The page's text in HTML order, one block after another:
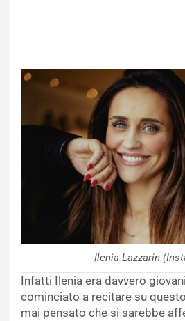
Ilenia Lazzarin
Infatti Ilenia era davvero
cominciato a recitare su
mai pensato che si sarebbe